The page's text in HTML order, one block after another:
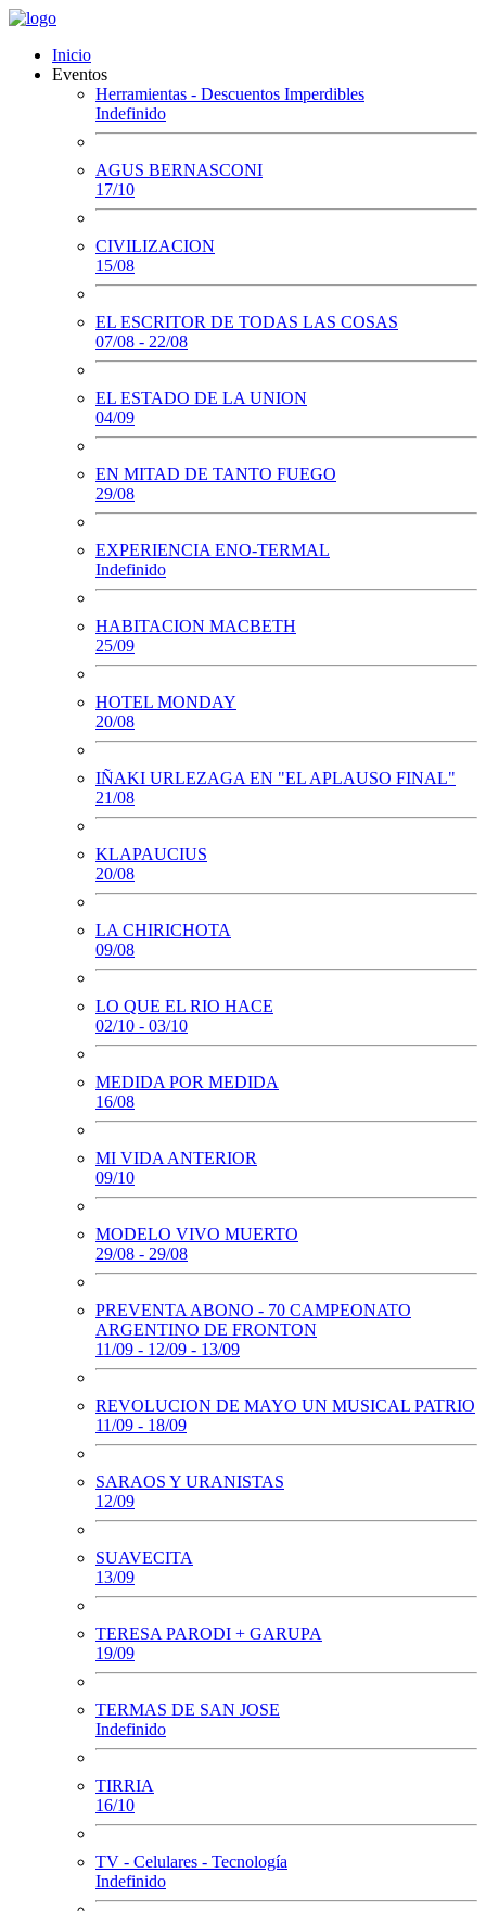
Inicio
Eventos
Herramientas - Descuentos Imperdibles
Indefinido
AGUS BERNASCONI
17/10
CIVILIZACION
15/08
EL ESCRITOR DE TODAS LAS COSAS
07/08 - 22/08
EL ESTADO DE LA UNION
04/09
EN MITAD DE TANTO FUEGO
29/08
EXPERIENCIA ENO-TERMAL
Indefinido
HABITACION MACBETH
25/09
HOTEL MONDAY
20/08
IÑAKI URLEZAGA EN "EL APLAUSO FINAL"
21/08
KLAPAUCIUS
20/08
LA CHIRICHOTA
09/08
LO QUE EL RIO HACE
02/10 - 03/10
MEDIDA POR MEDIDA
16/08
MI VIDA ANTERIOR
09/10
MODELO VIVO MUERTO
29/08 - 29/08
PREVENTA ABONO - 70 CAMPEONATO
ARGENTINO DE FRONTON
11/09 - 12/09 - 13/09
REVOLUCION DE MAYO UN MUSICAL PATRIO
11/09 - 18/09
SARAOS Y URANISTAS
12/09
SUAVECITA
13/09
TERESA PARODI + GARUPA
19/09
TERMAS DE SAN JOSE
Indefinido
TIRRIA
16/10
TV - Celulares - Tecnología
Indefinido